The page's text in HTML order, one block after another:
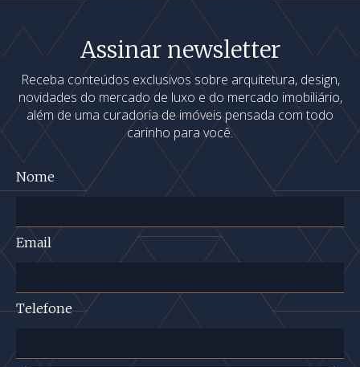
Assinar newsletter
Receba conteúdos exclusivos sobre arquitetura, design,
novidades do mercado de luxo e do mercado imobiliário,
além de uma curadoria de imóveis pensada com todo
carinho para você.
Nome
Email
Telefone